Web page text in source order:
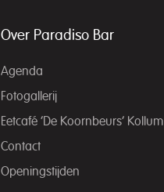
Over Paradiso Bar
Agenda
Fotogallerij
Eetcafé ‘De Koornbeurs’ Kollum
Contact
Openingstijden